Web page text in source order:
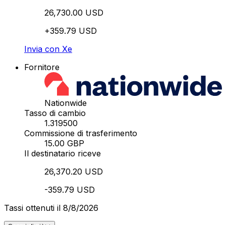
26,730.00 USD
+359.79 USD
Invia con Xe
Fornitore
Nationwide
Tasso di cambio
1.319500
Commissione di trasferimento
15.00 GBP
Il destinatario riceve
26,370.20 USD
-359.79 USD
Tassi ottenuti il 8/8/2026